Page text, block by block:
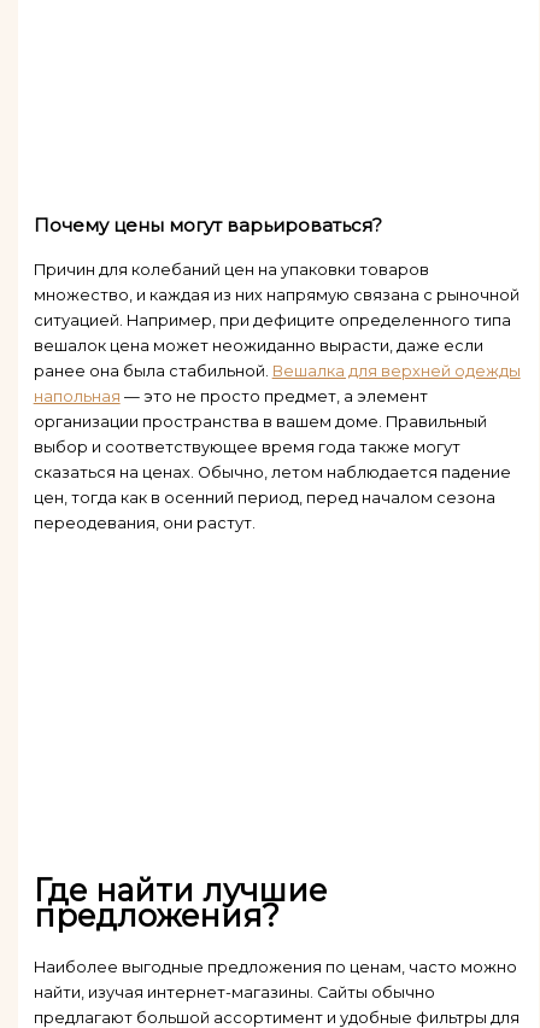
Почему цены могут варьироваться?
Причин для колебаний цен на упаковки товаров
множество, и каждая из них напрямую связана с рыночной
ситуацией. Например, при дефиците определенного типа
вешалок цена может неожиданно вырасти, даже если
ранее она была стабильной. Вешалка для верхней одежды
напольная — это не просто предмет, а элемент
организации пространства в вашем доме. Правильный
выбор и соответствующее время года также могут
сказаться на ценах. Обычно, летом наблюдается падение
цен, тогда как в осенний период, перед началом сезона
переодевания, они растут.
Где найти лучшие
предложения?
Наиболее выгодные предложения по ценам, часто можно
найти, изучая интернет-магазины. Сайты обычно
предлагают большой ассортимент и удобные фильтры для